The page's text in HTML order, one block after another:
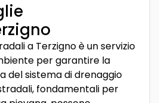
a Terzigno è un servizio
per garantire la
del sistema di drenaggio
fondamentali per